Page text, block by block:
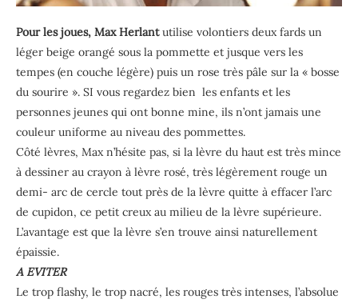
Pour les joues, Max Herlantutilise volontiers deux fards un
léger beige orangé sous la pommette et jusque vers les
tempes (en couche légère) puis un rose très pâle sur la « bosse
du sourire ». SI vous regardez bien les enfants et les
personnes jeunes qui ont bonne mine, ils n’ont jamais une
couleur uniforme au niveau des pommettes.
Côté lèvres, Max n’hésite pas, si la lèvre du haut est très mince
à dessiner au crayon à lèvre rosé, très légèrement rouge un
demi- arc de cercle tout près de la lèvre quitte à effacer l’arc
de cupidon, ce petit creux au milieu de la lèvre supérieure.
L’avantage est que la lèvre s’en trouve ainsi naturellement
épaissie.
A EVITER
Le trop flashy, le trop nacré, les rouges très intenses, l’absolue